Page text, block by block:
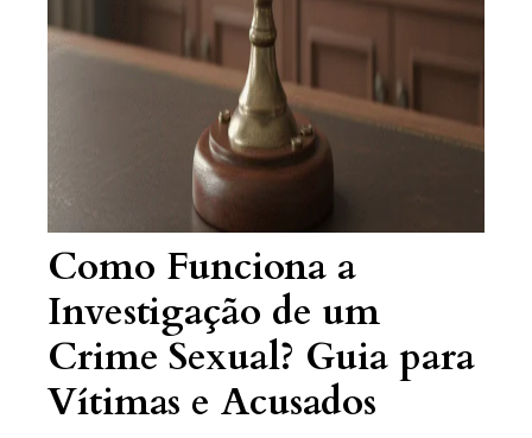
Como Funciona a
Investigação de um
Crime Sexual? Guia para
Vítimas e Acusados